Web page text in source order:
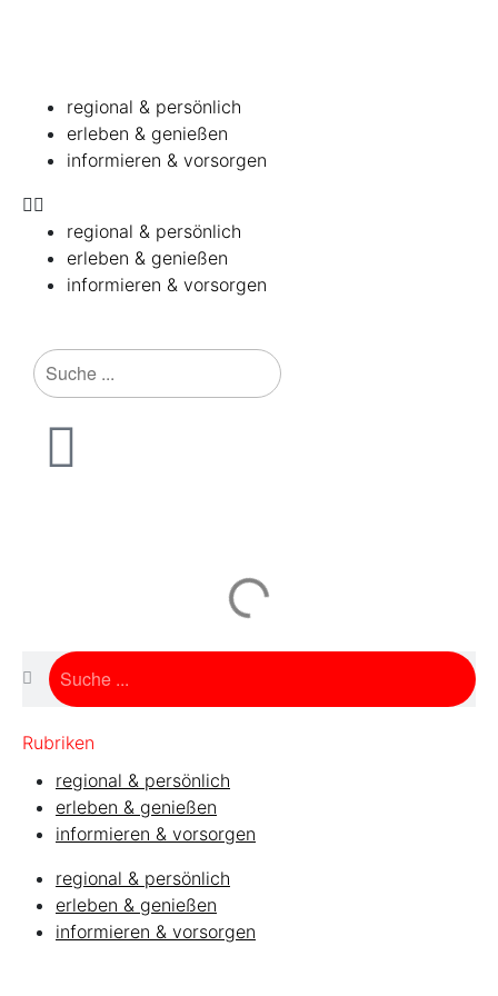
regional & persönlich
erleben & genießen
informieren & vorsorgen
regional & persönlich
erleben & genießen
informieren & vorsorgen
Rubriken
regional & persönlich
erleben & genießen
informieren & vorsorgen
regional & persönlich
erleben & genießen
informieren & vorsorgen
Machen Sie mit bei unserem Gewinnspiel! Bis 31.
Dezember 2021 verlosen wir 10 Gutscheine des
Wert von je 30 Euro.
Gewinnspiel geschlossen